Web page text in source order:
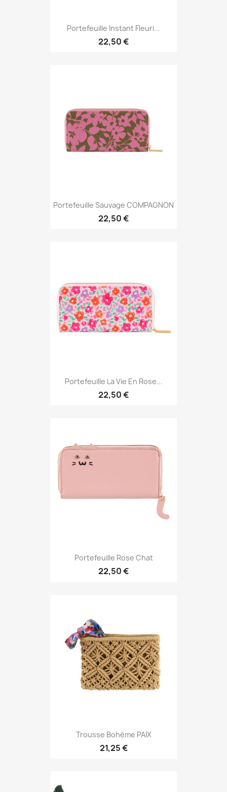
Portefeuille Instant Fleuri...
22,50 €
Portefeuille Sauvage COMPAGNON
22,50 €
Portefeuille La Vie En Rose...
22,50 €
Portefeuille Rose Chat
22,50 €
Trousse Bohème PAIX
21,25 €